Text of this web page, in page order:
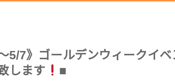
5/7》ゴールデンウィークイ
します
■